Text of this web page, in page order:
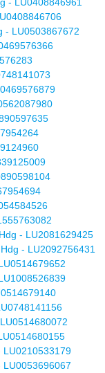
- LU0503867672
- LU2081629425
- LU2092756431
LU0210533179
LU0053696067